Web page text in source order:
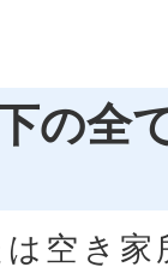
の全
空き